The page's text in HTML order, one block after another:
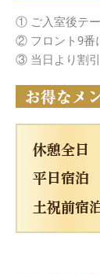
① ご入室後テ
② フロント9番
③ 当日より割引